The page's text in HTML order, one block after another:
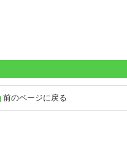
前のページに戻る